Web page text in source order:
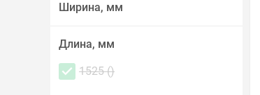
Ширина, мм
Длина, мм
1525 ()